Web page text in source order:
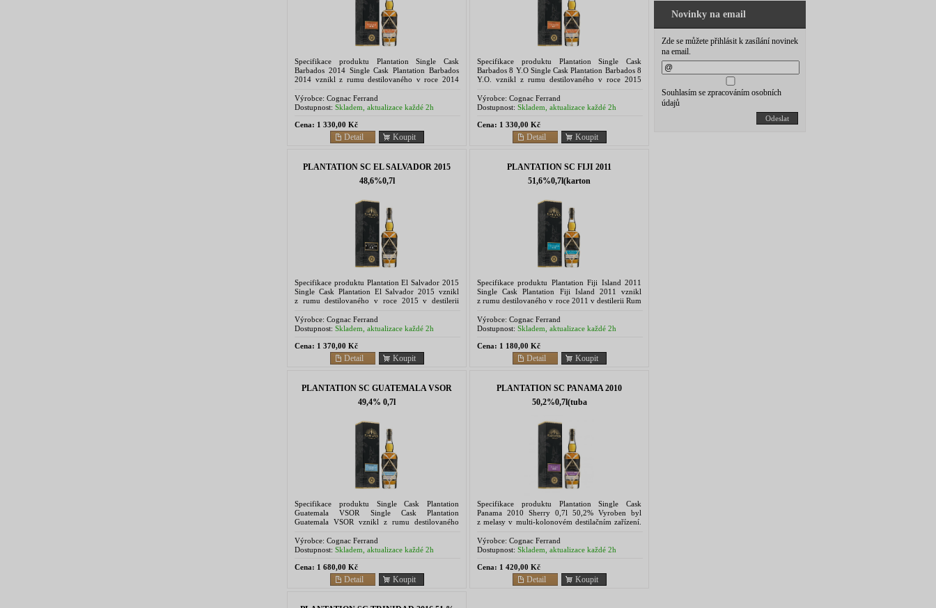
Specifikace produktu Plantation Single Cask
Barbados 2014 Single Cask Plantation Barbados
2014 vznikl z rumu destilovaného v roce 2014
Výrobce: Cognac Ferrand
Dostupnost: Skladem, aktualizace každé 2h
Cena: 1 330,00 Kč
Koupit
Detail
Specifikace produktu Plantation Single Cask
Barbados 8 Y.O Single Cask Plantation Barbados 8
Y.O. vznikl z rumu destilovaného v roce 2015
Výrobce: Cognac Ferrand
Dostupnost: Skladem, aktualizace každé 2h
Cena: 1 330,00 Kč
Koupit
Detail
PLANTATION SC EL SALVADOR 2015
48,6%0,7l
Specifikace produktu Plantation El Salvador 2015
Single Cask Plantation El Salvador 2015 vznikl
z rumu destilovaného v roce 2015 v destilerii
Výrobce: Cognac Ferrand
Dostupnost: Skladem, aktualizace každé 2h
Cena: 1 370,00 Kč
Koupit
Detail
PLANTATION SC FIJI 2011
51,6%0,7l(karton
Specifikace produktu Plantation Fiji Island 2011
Single Cask Plantation Fiji Island 2011 vznikl
z rumu destilovaného v roce 2011 v destilerii Rum
Výrobce: Cognac Ferrand
Dostupnost: Skladem, aktualizace každé 2h
Cena: 1 180,00 Kč
Koupit
Detail
PLANTATION SC GUATEMALA VSOR
49,4% 0,7l
Specifikace produktu Single Cask Plantation
Guatemala VSOR Single Cask Plantation
Guatemala VSOR vznikl z rumu destilovaného
Výrobce: Cognac Ferrand
Dostupnost: Skladem, aktualizace každé 2h
Cena: 1 680,00 Kč
Koupit
Detail
PLANTATION SC PANAMA 2010
50,2%0,7l(tuba
Specifikace produktu Plantation Single Cask
Panama 2010 Sherry 0,7l 50,2% Vyroben byl
z melasy v multi-kolonovém destilačním zařízení.
po...
Výrobce: Cognac Ferrand
Dostupnost: Skladem, aktualizace každé 2h
Cena: 1 420,00 Kč
Koupit
Detail
Novinky na email
Zde se můžete přihlásit k zasílání novinek
na email.
Souhlasím se zpracováním osobních
údajů
Odeslat